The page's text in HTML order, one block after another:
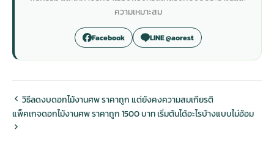
ความเหมาะสม
Facebook LINE @aorest
วิธีลดงบดอกไม้งานศพ ราคาถูก แต่ยังคงความสมเกียรติ
แพ็คเกจดอกไม้งานศพ ราคาถูก 1500 บาท เริ่มต้นได้อะไรบ้างแบบไม่อ้อม